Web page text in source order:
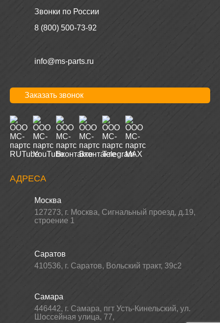
Звонки по России
8 (800) 500-73-92
info@ms-parts.ru
Заказать звонок
АДРЕСА
Москва
127273, г. Москва, Сигнальный проезд, д.19,
строение 1
Саратов
410536, г. Саратов, Вольский тракт, 39с2
Самара
446442, г. Самара, пгт Усть-Кинельский, ул.
Шоссейная улица, 77,